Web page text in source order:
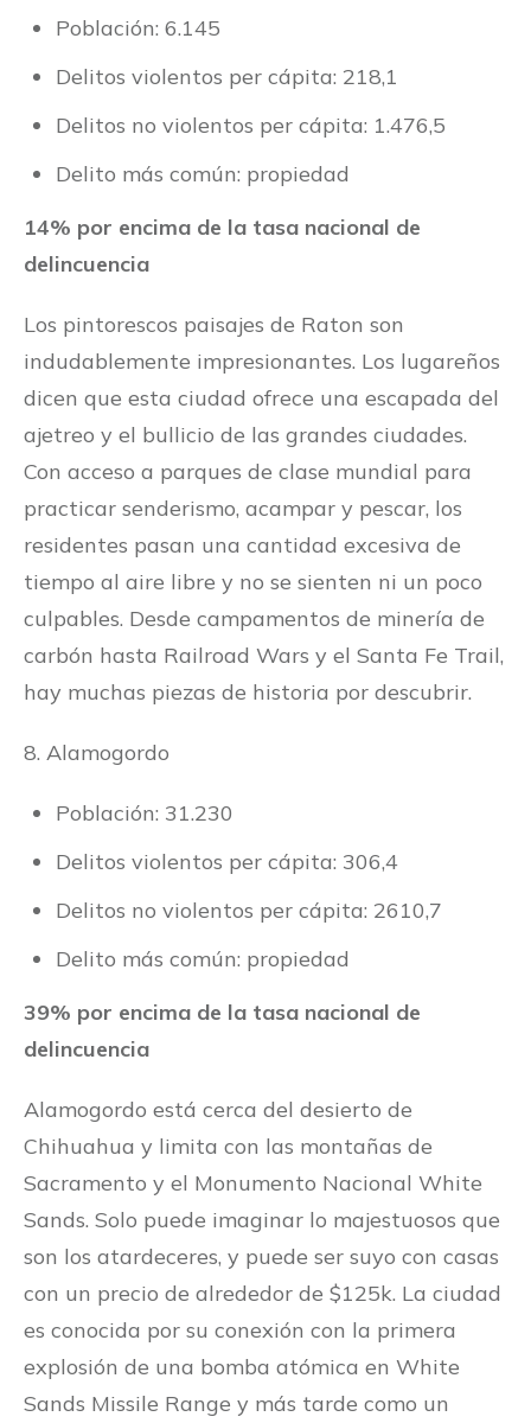
Población: 6.145
Delitos violentos per cápita: 218,1
Delitos no violentos per cápita: 1.476,5
Delito más común: propiedad
14% por encima de la tasa nacional de
delincuencia
Los pintorescos paisajes de Raton son
indudablemente impresionantes. Los lugareños
dicen que esta ciudad ofrece una escapada del
ajetreo y el bullicio de las grandes ciudades.
Con acceso a parques de clase mundial para
practicar senderismo, acampar y pescar, los
residentes pasan una cantidad excesiva de
tiempo al aire libre y no se sienten ni un poco
culpables. Desde campamentos de minería de
carbón hasta Railroad Wars y el Santa Fe Trail,
hay muchas piezas de historia por descubrir.
8. Alamogordo
Población: 31.230
Delitos violentos per cápita: 306,4
Delitos no violentos per cápita: 2610,7
Delito más común: propiedad
39% por encima de la tasa nacional de
delincuencia
Alamogordo está cerca del desierto de
Chihuahua y limita con las montañas de
Sacramento y el Monumento Nacional White
Sands. Solo puede imaginar lo majestuosos que
son los atardeceres, y puede ser suyo con casas
con un precio de alrededor de $125k. La ciudad
es conocida por su conexión con la primera
explosión de una bomba atómica en White
Sands Missile Range y más tarde como un